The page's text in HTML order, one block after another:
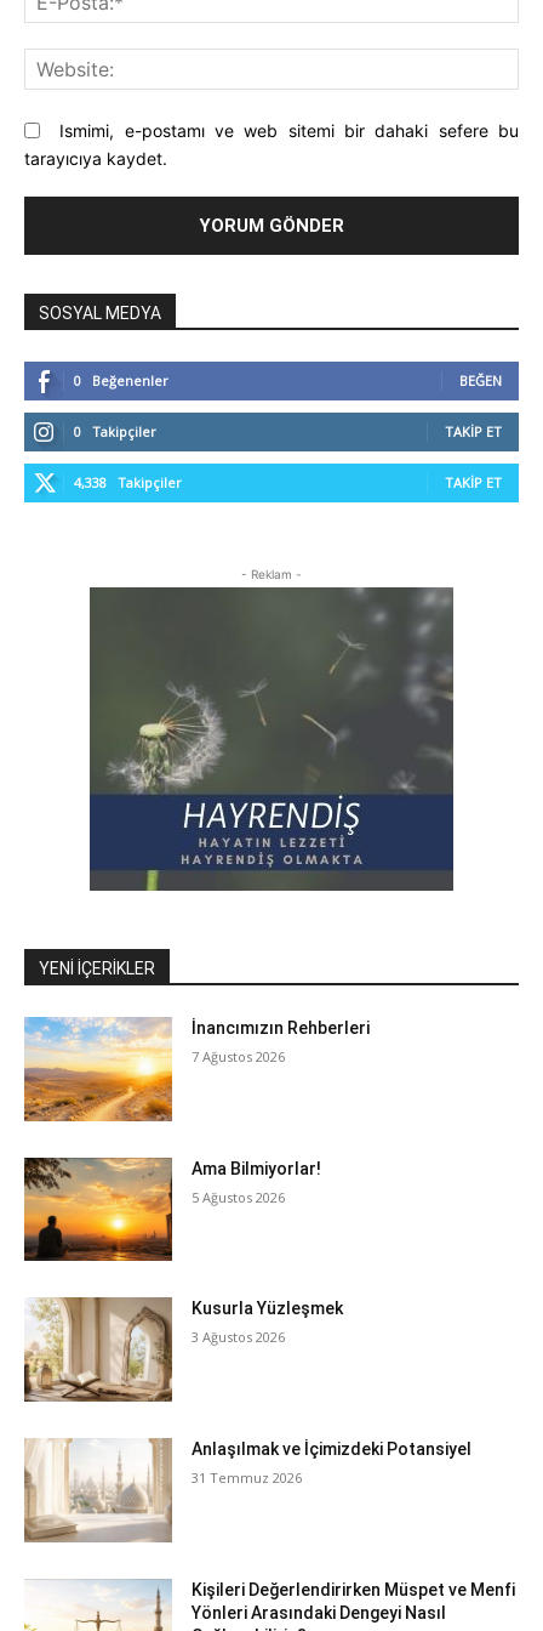
Ismimi, e-postamı ve web sitemi bir dahaki sefere bu
tarayıcıya kaydet.
SOSYAL MEDYA
0 Beğenenler BEĞEN
0 Takipçiler TAKIP ET
4,338 Takipçiler TAKIP ET
- Reklam -
YENI İÇERIKLER
İnancımızın Rehberleri
7 Ağustos 2026
Ama Bilmiyorlar!
5 Ağustos 2026
Kusurla Yüzleşmek
3 Ağustos 2026
Anlaşılmak ve İçimizdeki Potansiyel
31 Temmuz 2026
Kişileri Değerlendirirken Müspet ve Menfi
Yönleri Arasındaki Dengeyi Nasıl